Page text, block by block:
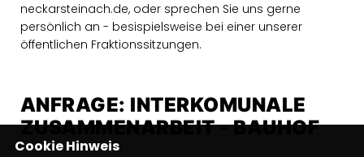
neckarsteinach.de, oder sprechen Sie uns gerne
persönlich an - besispielsweise bei einer unserer
öffentlichen Fraktionssitzungen.
ANFRAGE: INTERKOMUNALE
ZUSAMMENARBEIT - BAUHOF
Cookie Hinweis